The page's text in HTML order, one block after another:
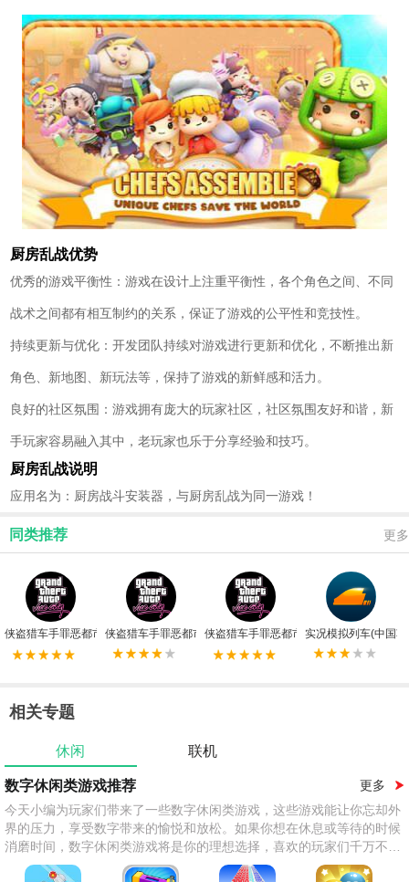
厨房乱战优势
优秀的游戏平衡性：游戏在设计上注重平衡性，各个角色之间、不同
战术之间都有相互制约的关系，保证了游戏的公平性和竞技性。
持续更新与优化：开发团队持续对游戏进行更新和优化，不断推出新
角色、新地图、新玩法等，保持了游戏的新鲜感和活力。
良好的社区氛围：游戏拥有庞大的玩家社区，社区氛围友好和谐，新
手玩家容易融入其中，老玩家也乐于分享经验和技巧。
厨房乱战说明
应用名为：厨房战斗安装器，与厨房乱战为同一游戏！
同类推荐 更多
侠盗猎车手罪恶都市无限金币版侠盗猎车手罪恶都市重制版手机版侠盗猎车手罪恶都市重制版实况模拟列车(中国
相关专题
休闲 联机
数字休闲类游戏推荐
更多
今天小编为玩家们带来了一些数字休闲类游戏，这些游戏能让你忘却外
界的压力，享受数字带来的愉悦和放松。如果你想在休息或等待的时候
消磨时间，数字休闲类游戏将是你的理想选择，喜欢的玩家们千万不要
错过！